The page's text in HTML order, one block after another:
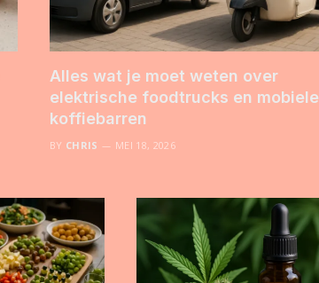
Alles wat je moet weten over
elektrische foodtrucks en mobiele
koffiebarren
BY CHRIS MEI 18, 2026